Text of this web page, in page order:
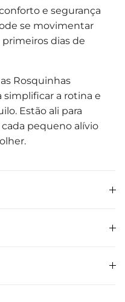
e segurança
se movimentar
dias de
Rosquinhas
simplificar a rotina e
Estão ali para
pequeno alívio